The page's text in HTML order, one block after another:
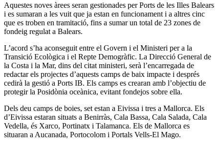
Aquestes noves àrees seran gestionades per Ports de les Illes Balears
i es sumaran a les vuit que ja estan en funcionament i a altres cinc
que es troben en tramitació, fins a sumar un total de 23 zones de
fondeig regulat a Balears.
L’acord s’ha aconseguit entre el Govern i el Ministeri per a la
Transició Ecològica i el Repte Demogràfic. La Direcció General de
la Costa i la Mar, dins del citat ministeri, serà l’encarregada de
redactar els projectes d’aquests camps de baix impacte i després
cedirà la gestió a Ports IB. Els camps es crearan amb l’objectiu de
protegir la Posidònia oceànica, evitant fondejos sobre ella.
Dels deu camps de boies, set estan a Eivissa i tres a Mallorca. Els
d’Eivissa estaran situats a Benirràs, Cala Bassa, Cala Salada, Cala
Vedella, és Xarco, Portinatx i Talamanca. Els de Mallorca es
situaran a Aucanada, Portocolom i Portals Vells-El Mago.